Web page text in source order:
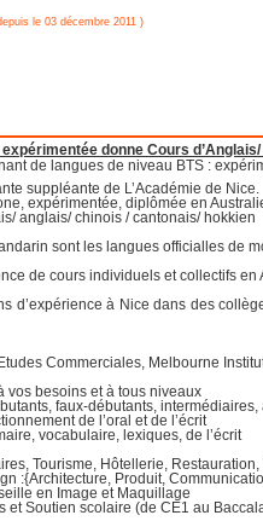
le 03 décembre 2011 )
donne Cours
de langues de niveau BTS :
suppléante de L’Académie de Nice.
expérimentée, diplômée en
anglais/ chinois / cantonais/ hokkien
sont les langues officialles de
de cours individuels et collectifs en
d’expérience à Nice dans des
Commerciales, Melbourne
vos besoins et à tous niveaux
faux-débutants, intermédiaires,
de l’oral et de l’écrit
vocabulaire, lexiques, de l’écrit
Tourisme, Hôtellerie,
:{Architecture, Produit,
en Image et Maquillage
et Soutien scolaire (de CE1 au